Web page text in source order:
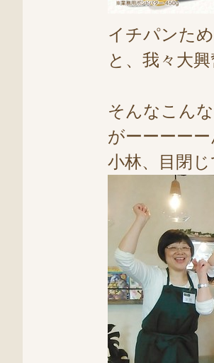
イチパンた
と、我々大
そんなこん
がーーーーー
小林、目閉